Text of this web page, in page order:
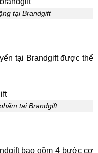
tại Brandgift
tại Brandgift được thể
tại Brandgift
bao gồm 4 bước cơ